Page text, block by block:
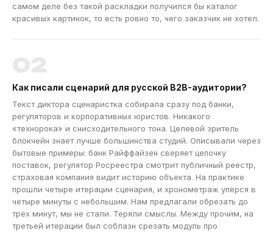
самом деле без такой раскладки получился бы каталог
красивых картинок, то есть ровно то, чего заказчик не хотел.
Как писали сценарий для русской B2B-аудитории?
Текст диктора сценаристка собирала сразу под банки,
регуляторов и корпоративных юристов. Никакого
«технорока» и снисходительного тона. Целевой зритель
блокчейн знает лучше большинства студий. Описывали через
бытовые примеры: банк Райффайзен сверяет цепочку
поставок, регулятор Росреестра смотрит публичный реестр,
страховая компания видит историю объекта. На практике
прошли четыре итерации сценария, и хронометраж упёрся в
четыре минуты с небольшим. Нам предлагали обрезать до
трёх минут, мы не стали. Теряли смыслы. Между прочим, на
третьей итерации был соблазн срезать модуль про